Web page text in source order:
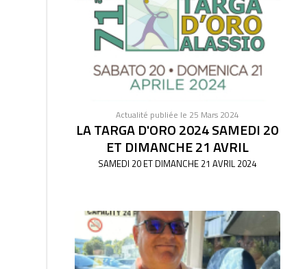
Actualité publiée le 25 Mars 2024
LA TARGA D'ORO 2024 SAMEDI 20
ET DIMANCHE 21 AVRIL
SAMEDI 20 ET DIMANCHE 21 AVRIL 2024